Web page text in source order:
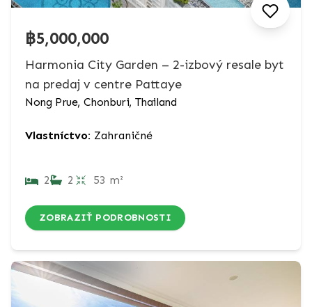
฿5,000,000
Harmonia City Garden – 2-izbový resale byt
na predaj v centre Pattaye
Nong Prue, Chonburi, Thailand
Vlastníctvo: Zahraničné
2 2 53 m²
ZOBRAZIŤ PODROBNOSTI